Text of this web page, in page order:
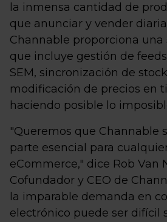
la inmensa cantidad de
que anunciar y vender
Channable proporciona una
que incluye gestión de
SEM, sincronización de
modificación de precios en
haciendo posible lo
"Queremos que Channable
parte esencial para
eCommerce," dice Rob Van
Cofundador y CEO de
la imparable demanda en
electrónico puede ser difícil